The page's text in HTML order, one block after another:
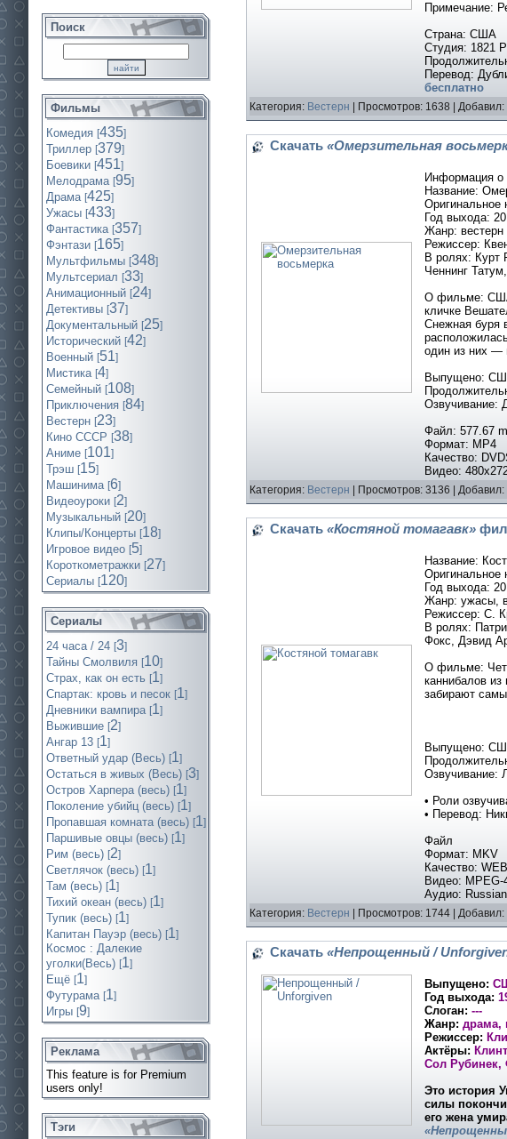
Поиск
Фильмы
Комедия [435]
Триллер [379]
Боевики [451]
Мелодрама [95]
Драма [425]
Ужасы [433]
Фантастика [357]
Фэнтази [165]
Мультфильмы [348]
Мультсериал [33]
Анимационный [24]
Детективы [37]
Документальный [25]
Исторический [42]
Военный [51]
Мистика [4]
Семейный [108]
Приключения [84]
Вестерн [23]
Кино СССР [38]
Аниме [101]
Трэш [15]
Машинима [6]
Видеоуроки [2]
Музыкальный [20]
Клипы/Концерты [18]
Игровое видео [5]
Короткометражки [27]
Cериалы [120]
Сериалы
24 часа / 24 [3]
Тайны Смолвиля [10]
Страх, как он есть [1]
Спартак: кровь и песок [1]
Дневники вампира [1]
Выжившие [2]
Ангар 13 [1]
Ответный удар (Весь) [1]
Остаться в живых (Весь) [3]
Остров Харпера (весь) [1]
Поколение убийц (весь) [1]
Пропавшая комната (весь) [1]
Паршивые овцы (весь) [1]
Рим (весь) [2]
Светлячок (весь) [1]
Там (весь) [1]
Тихий океан (весь) [1]
Тупик (весь) [1]
Капитан Пауэр (весь) [1]
Космос : Далекие
уголки(Весь) [1]
Ещё [1]
Футурама [1]
Игры [9]
Реклама
This feature is for Premium
users only!
Тэги
Примечание:
Страна: США
Студия: 1821
Перевод:
бесплатно
Категория: Вестерн | Просмотров: 1638 | Добавил:
Скачать «Омерзительная
Информация
Название:
Оригинальное
Год выхода:
Жанр: вестерн
Режиссер:
В ролях:
Ченнинг
О фильме: США
кличке
Снежная буря
один из них —
Выпущено:
Озвучивание:
Файл: 577.67
Формат: MP4
Качество:
Видео:
Категория: Вестерн | Просмотров: 3136 | Добавил:
Скачать «Костяной томагавк»
Название:
Оригинальное
Год выхода:
Жанр: ужасы,
Режиссер: С.
В ролях:
Фокс, Дэвид
О фильме:
каннибалов
забирают
Выпущено:
Озвучивание:
• Роли
• Перевод:
Файл
Формат: MKV
Качество:
Видео: MPEG-
Аудио:
Категория: Вестерн | Просмотров: 1744 | Добавил:
Скачать «Непрощенный /
Выпущено:
Год выхода:
Слоган: ---
Жанр: драма,
Режиссер:
Актёры:
Сол Рубинек,
Это история
силы
его жена